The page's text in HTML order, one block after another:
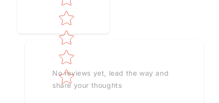
No reviews yet, lead the way and
share your thoughts